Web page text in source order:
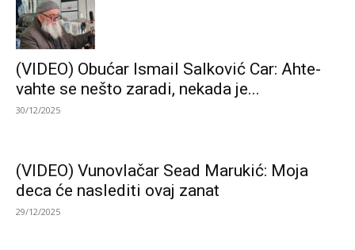
(VIDEO) Obućar Ismail Salković Car: Ahte-
vahte se nešto zaradi, nekada je...
30/12/2025
(VIDEO) Vunovlačar Sead Marukić: Moja
deca će naslediti ovaj zanat
29/12/2025